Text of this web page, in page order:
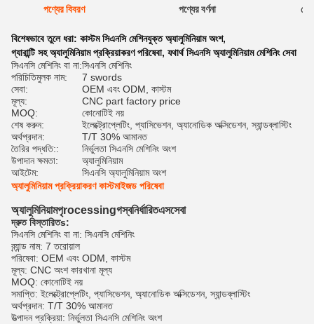
পণ্যের বিবরণ পণ্যের বর্ণনা
বিশেষভাবে তুলে ধরা: কাস্টম সিএনসি মেশিনযুক্ত অ্যালুমিনিয়াম অংশ,
গ্যারান্টি সহ অ্যালুমিনিয়াম প্রক্রিয়াকরণ পরিষেবা, যথার্থ সিএনসি অ্যালুমিনিয়াম মেশিনিং সেবা
সিএনসি মেশিনিং বা না:সিএনসি মেশিনিং
পরিচিতিমুলক নাম:
7 swords
সেবা:
OEM এবং ODM, কাস্টম
মূল্য:
CNC part factory price
MOQ:
কোনোটিই নয়
শেষ করুন:
ইলেক্ট্রোপ্লেটিং, প্যাসিভেশন, অ্যানোডিক অক্সিডেশন, স্যান্ডব্লাস্টিং
অর্থপ্রদান:
T/T 30% আমানত
তৈরির পদ্ধতি::
নির্ভুলতা সিএনসি মেশিনিং অংশ
উপাদান ক্ষমতা:
অ্যালুমিনিয়াম
আইটেম:
সিএনসি অ্যালুমিনিয়াম অংশ
অ্যালুমিনিয়াম প্রক্রিয়াকরণ কাস্টমাইজড পরিষেবা
অ্যালুমিনিয়ামপৃrocessingগস্বনির্ধারিতএসসেবা
দ্রুত বিস্তারিতs:
সিএনসি মেশিনিং বা না: সিএনসি মেশিনিং
ব্র্যান্ড নাম: 7 তরোয়াল
পরিষেবা: OEM এবং ODM, কাস্টম
মূল্য: CNC অংশ কারখানা মূল্য
MOQ: কোনোটিই নয়
সমাপ্তি: ইলেক্ট্রোপ্লেটিং, প্যাসিভেশন, অ্যানোডিক অক্সিডেশন, স্যান্ডব্লাস্টিং
অর্থপ্রদান: T/T 30% আমানত
উত্পাদন প্রক্রিয়া: নির্ভুলতা সিএনসি মেশিনিং অংশ